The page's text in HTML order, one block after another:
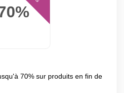
70% sur produits en fin de